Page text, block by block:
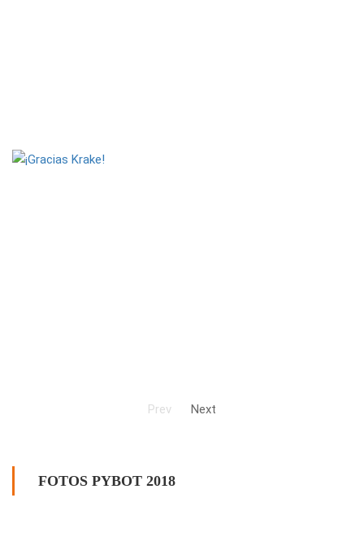
Prev Next
FOTOS PYBOT 2018